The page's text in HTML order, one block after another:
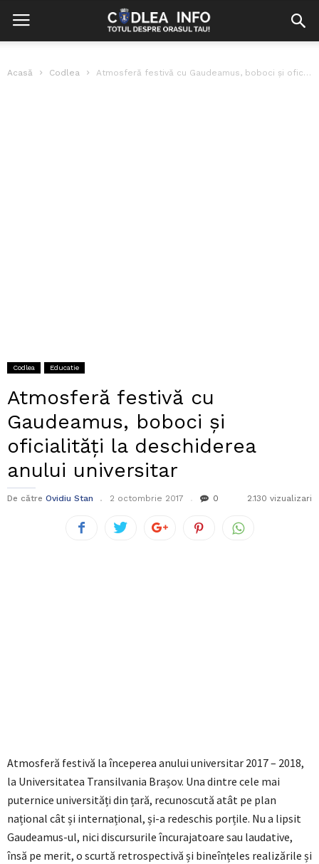
Acasă Codlea Atmosferă festivă cu Gaudeamus, boboci și oficialități la deschiderea anului universitar
Codlea Educatie
Atmosferă festivă cu
Gaudeamus, boboci și
oficialități la deschiderea
anului universitar
De către Ovidiu Stan 2 octombrie 2017 0 2.130 vizualizari
Atmosferă festivă la începerea anului universitar 2017 – 2018,
la Universitatea Transilvania Brașov. Una dintre cele mai
puternice universități din țară, recunoscută atât pe plan
național cât și internațional, și-a redeschis porțile. Nu a lipsit
Gaudeamus-ul, nici discursurile încurajatoare sau laudative,
însă pe merit, o scurtă retrospectivă și bineînțeles realizările și